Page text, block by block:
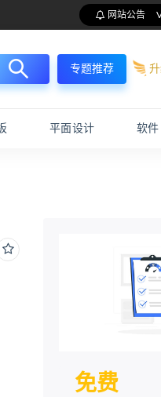
网站公告
专题推荐
平面设计 软件
免费